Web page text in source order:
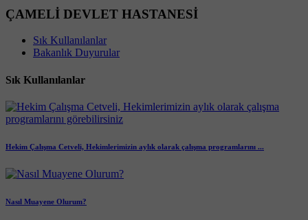
ÇAMELİ DEVLET HASTANESİ
Sık Kullanılanlar
Bakanlık Duyurular
Sık Kullanılanlar
Hekim Çalışma Cetveli, Hekimlerimizin aylık olarak çalışma programlarını ...
Nasıl Muayene Olurum?